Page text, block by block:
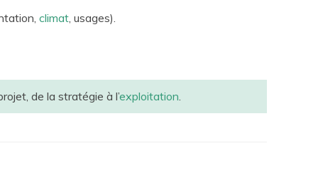
climat, usages).
de la stratégie à l’exploitation.